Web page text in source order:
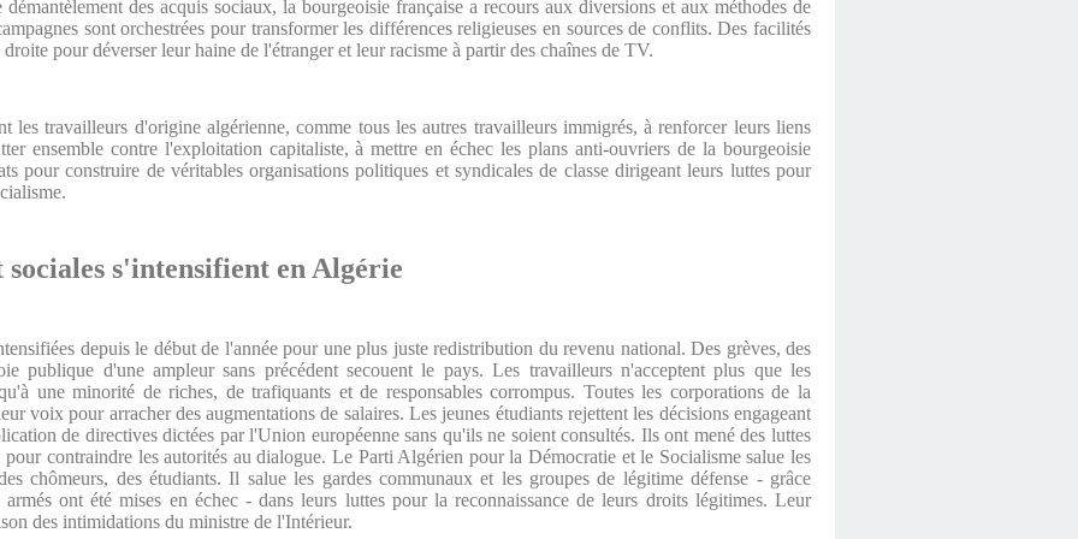
des acquis sociaux, la bourgeoisie française a recours aux diversions et aux méthodes de
sont orchestrées pour transformer les différences religieuses en sources de conflits. Des facilités
pour déverser leur haine de l'étranger et leur racisme à partir des chaînes de TV.
les travailleurs d'origine algérienne, comme tous les autres travailleurs immigrés, à renforcer leurs liens
ensemble contre l'exploitation capitaliste, à mettre en échec les plans anti-ouvriers de la bourgeoisie
pour construire de véritables organisations politiques et syndicales de classe dirigeant leurs luttes pour
s'intensifient en Algérie
depuis le début de l'année pour une plus juste redistribution du revenu national. Des grèves, des
publique d'une ampleur sans précédent secouent le pays. Les travailleurs n'acceptent plus que les
une minorité de riches, de trafiquants et de responsables corrompus. Toutes les corporations de la
voix pour arracher des augmentations de salaires. Les jeunes étudiants rejettent les décisions engageant
de directives dictées par l'Union européenne sans qu'ils ne soient consultés. Ils ont mené des luttes
pour contraindre les autorités au dialogue. Le Parti Algérien pour la Démocratie et le Socialisme salue les
chômeurs, des étudiants. Il salue les gardes communaux et les groupes de légitime défense - grâce
armés ont été mises en échec - dans leurs luttes pour la reconnaissance de leurs droits légitimes. Leur
des intimidations du ministre de l'Intérieur.